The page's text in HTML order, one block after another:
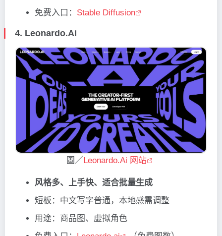
免费入口： Stable Diffusion
4. Leonardo.Ai
圖／ Leonardo.Ai 网站
风格多、上手快、适合批量生成
短板：中文写字普通，本地感需调整
用途：商品图、虚拟角色